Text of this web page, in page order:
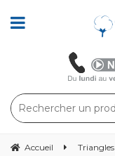
Accueil Triangles